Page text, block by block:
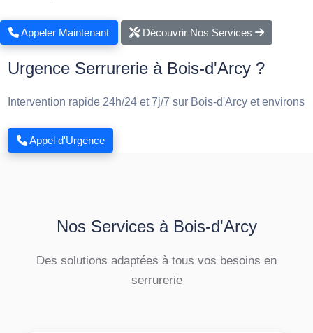
Appeler Maintenant Découvrir Nos Services
Urgence Serrurerie à Bois-d'Arcy ?
Intervention rapide 24h/24 et 7j/7 sur Bois-d'Arcy et environs
Appel d'Urgence
Nos Services à Bois-d'Arcy
Des solutions adaptées à tous vos besoins en
serrurerie